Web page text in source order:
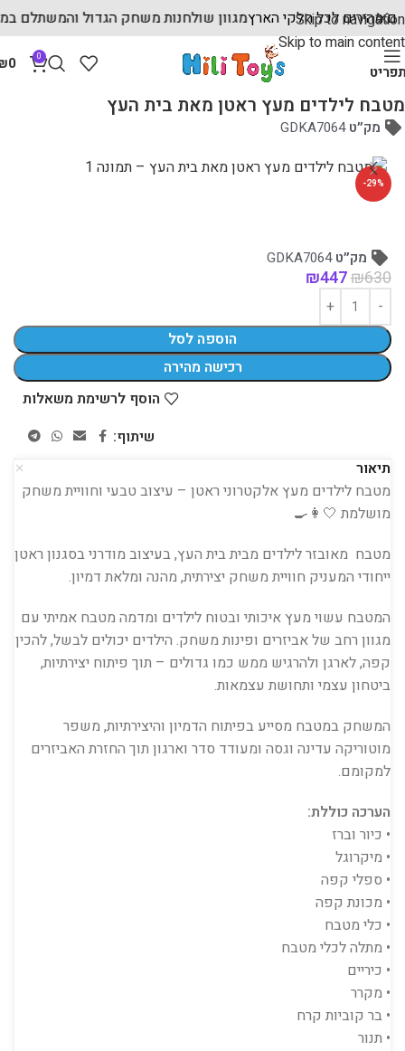
Skip to navigation
Skip to main content
0
0
עמוד הבית מוצרי עץ לילדים
מטבח לילדים מעץ ראטן מאת בית העץ
מק״טGDKA7064
-29%
מק״טGDKA7064
₪630
₪447
הוספה לסל
רכישה מהירה
הוסף לרשימת משאלות
שיתוף:
תיאור
מטבח לילדים מעץ אלקטרוני ראטן – עיצוב טבעי וחוויית משחק
מושלמת 🤍👩‍🍳
מטבח מאובזר לילדים מביתבית העץ, בעיצוב מודרני בסגנון ראטן
ייחודי המעניק חוויית משחק יצירתית, מהנה ומלאת דמיון.
המטבח עשוי מעץ איכותי ובטוח לילדים ומדמה מטבח אמיתי עם
מגוון רחב של אביזרים ופינות משחק. הילדים יכולים לבשל, להכין
קפה, לארגן ולהרגיש ממש כמו גדולים – תוך פיתוח יצירתיות,
ביטחון עצמי ותחושת עצמאות.
המשחק במטבח מסייע בפיתוח הדמיון והיצירתיות, משפר
מוטוריקה עדינה וגסה ומעודד סדר וארגון תוך החזרת האביזרים
למקומם.
הערכה כוללת:
• כיור וברז
• מיקרוגל
• ספלי קפה
• מכונת קפה
• כלי מטבח
• מתלה לכלי מטבח
• כיריים
• מקרר
• בר קוביות קרח
• תנור
מגוון שולחנות משחק הגדול והמשתלםמהירים לכל חלקי הארץ